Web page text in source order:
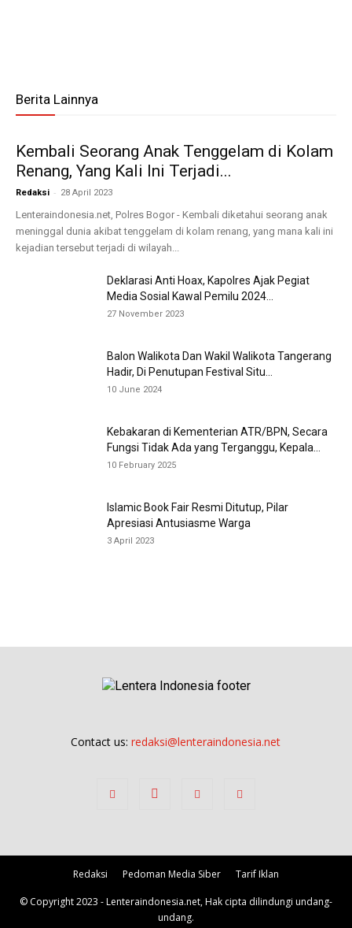
Berita Lainnya
Kembali Seorang Anak Tenggelam di Kolam
Renang, Yang Kali Ini Terjadi...
Redaksi - 28 April 2023
Lenteraindonesia.net, Polres Bogor - Kembali diketahui seorang anak
meninggal dunia akibat tenggelam di kolam renang, yang mana kali ini
kejadian tersebut terjadi di wilayah...
Deklarasi Anti Hoax, Kapolres Ajak Pegiat
Media Sosial Kawal Pemilu 2024...
27 November 2023
Balon Walikota Dan Wakil Walikota Tangerang
Hadir, Di Penutupan Festival Situ...
10 June 2024
Kebakaran di Kementerian ATR/BPN, Secara
Fungsi Tidak Ada yang Terganggu, Kepala...
10 February 2025
Islamic Book Fair Resmi Ditutup, Pilar
Apresiasi Antusiasme Warga
3 April 2023
Contact us:redaksi@lenteraindonesia.net
Redaksi Pedoman Media Siber Tarif Iklan
© Copyright 2023 - Lenteraindonesia.net, Hak cipta dilindungi undang-
undang.